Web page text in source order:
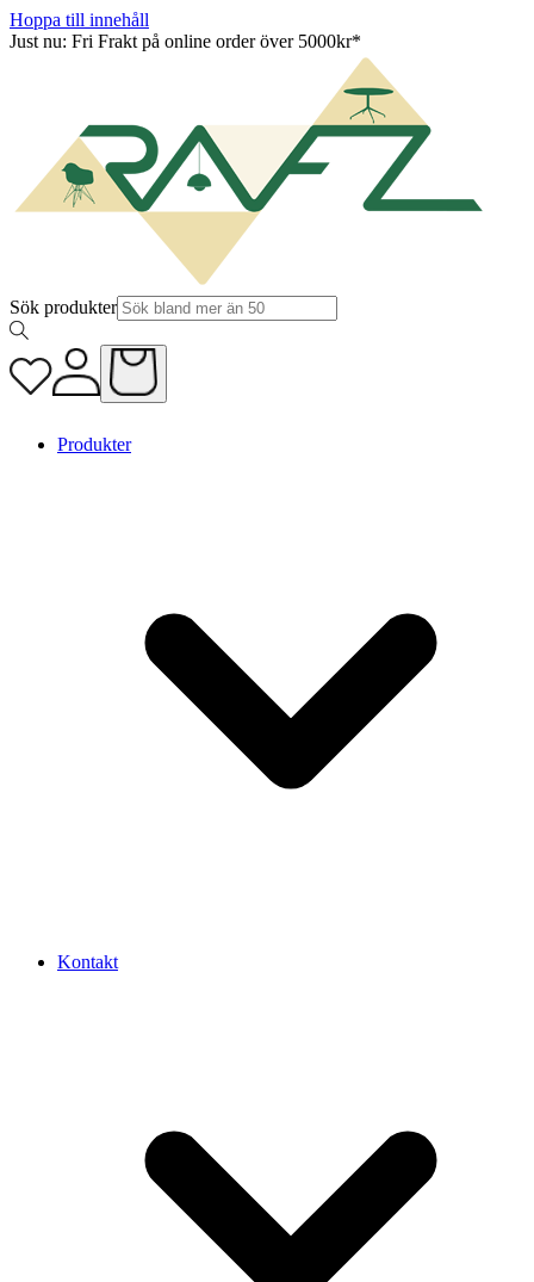
Hoppa till innehåll
Just nu: Fri Frakt på online order över 5000kr*
Sök produkter
Produkter
Kontakt